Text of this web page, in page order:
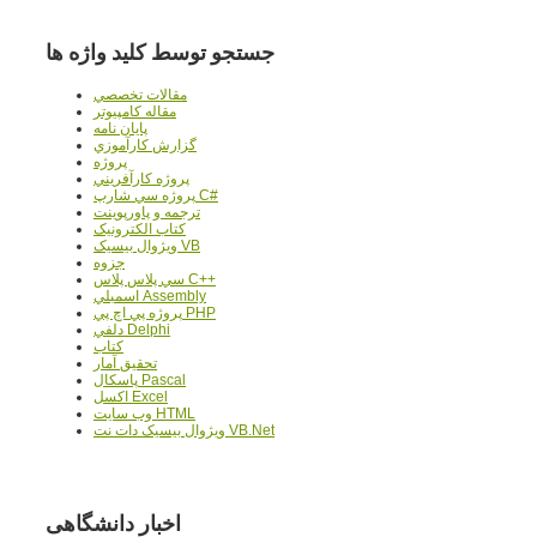
جستجو توسط کلید واژه ها
مقالات تخصصي
مقاله کامپیوتر
پایان نامه
گزارش کارآموزي
پروژه
پروژه کارآفريني
پروژه سي شارپ C#
ترجمه و پاورپوينت
کتاب الکترونيک
ويژوال بيسيک VB
جزوه
سي پلاس پلاس C++
اسمبلي Assembly
پروژه پي اچ پي PHP
دلفي Delphi
کتاب
تحقيق آمار
پاسکال Pascal
اکسل Excel
وب سايت HTML
ويژوال بيسيک دات نت VB.Net
اخبار دانشگاهی